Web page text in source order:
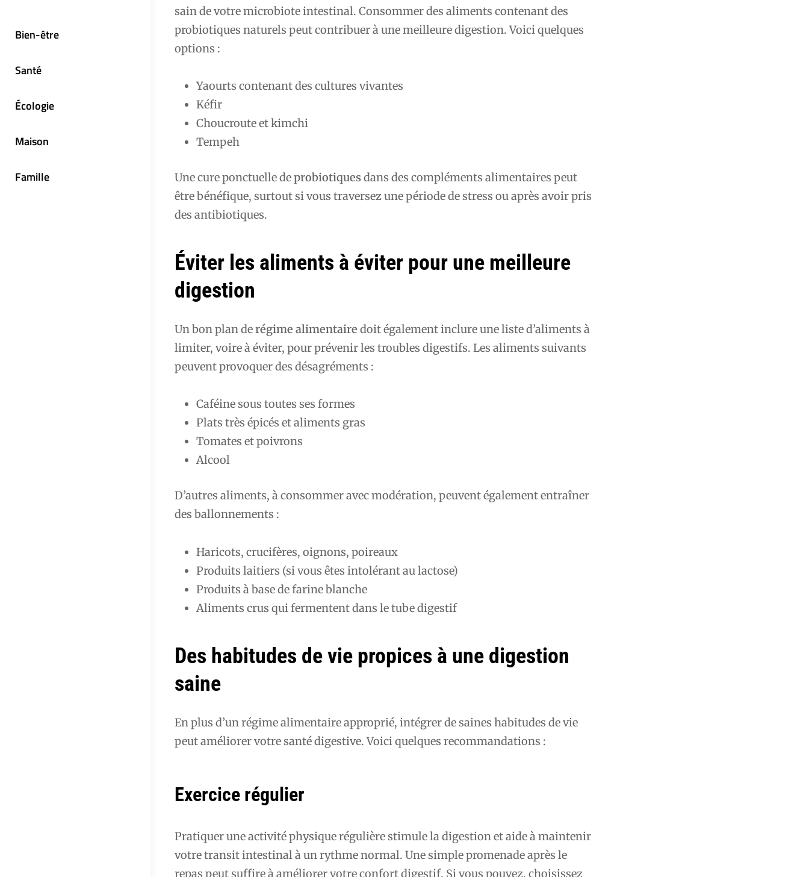
Bien-être
Santé
Écologie
Maison
Famille
sain de votre microbiote intestinal. Consommer des aliments contenant des
probiotiques naturels peut contribuer à une meilleure digestion. Voici quelques
options :
Yaourts contenant des cultures vivantes
Kéfir
Choucroute et kimchi
Tempeh
Une cure ponctuelle deprobiotiquesdans des compléments alimentaires peut
être bénéfique, surtout si vous traversez une période de stress ou après avoir pris
des antibiotiques.
Éviter les aliments à éviter pour une meilleure
digestion
Un bon plan derégime alimentaire doit également inclure une liste d’aliments à
limiter, voire à éviter, pour prévenir les troubles digestifs. Les aliments suivants
peuvent provoquer des désagréments :
Caféine sous toutes ses formes
Plats très épicés et aliments gras
Tomates et poivrons
Alcool
D’autres aliments, à consommer avec modération, peuvent également entraîner
des ballonnements :
Haricots, crucifères, oignons, poireaux
Produits laitiers (si vous êtes intolérant au lactose)
Produits à base de farine blanche
Aliments crus qui fermentent dans le tube digestif
Des habitudes de vie propices à une digestion
saine
En plus d’un régime alimentaire approprié, intégrer de saines habitudes de vie
peut améliorer votre santé digestive. Voici quelques recommandations :
Exercice régulier
Pratiquer une activité physique régulière stimule la digestion et aide à maintenir
votre transit intestinal à un rythme normal. Une simple promenade après le
repas peut suffire à améliorer votre confort digestif. Si vous pouvez, choisissez